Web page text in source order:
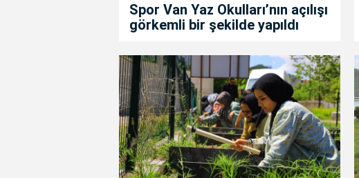
Spor Van Yaz Okulları’nın açılışı
görkemli bir şekilde yapıldı